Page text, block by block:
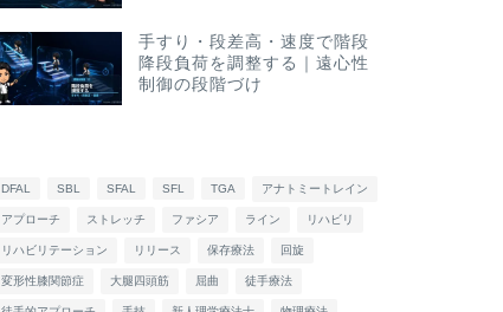
手すり・段差高・速度で階段
降段負荷を調整する｜遠心性
制御の段階づけ
DFAL SBL SFAL SFL TGA アナトミートレイン
アプローチ ストレッチ ファシア ライン リハビリ
リハビリテーション リリース 保存療法 回旋
変形性膝関節症 大腿四頭筋 屈曲 徒手療法